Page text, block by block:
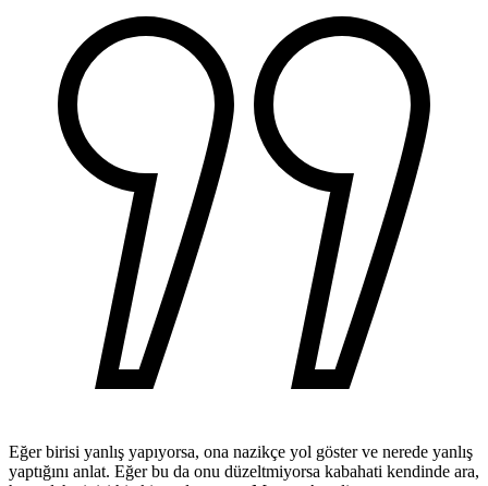
Eğer birisi yanlış yapıyorsa, ona nazikçe yol göster ve nerede yanlış
yaptığını anlat. Eğer bu da onu düzeltmiyorsa kabahati kendinde ara,